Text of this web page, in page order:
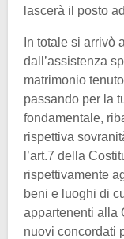
lascerà il posto
In totale si arrivò a
dall’assistenza
matrimonio
passando per la
fondamentale,
rispettiva
l’art.7 della
rispettivamente
beni e luoghi di
appartenenti alla
nuovi concordati